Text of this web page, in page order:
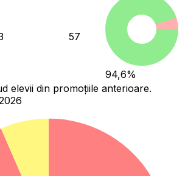
57
94,6%
elevii din promoțiile anterioare.